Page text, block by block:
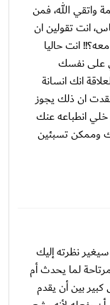
واتقي الله، فمن
انت تقولين ان
انت حاليا
على نفسك
انك انسانة
ان ذلك يجوز
انطباعه عنك
وممكن تسبئين
نظرته إليك
لما يحدث أم
بين أن يقدم